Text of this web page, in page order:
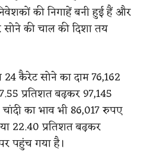
की निगाहें बनी हुई हैं और
सोने की चाल की दिशा तय
कैरेट सोने का दाम 76,162
प्रतिशत बढ़कर 97,145
का भाव भी 86,017 रुपए
22.40 प्रतिशत बढ़कर
पहुंच गया है।